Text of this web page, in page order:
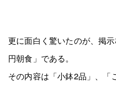
更に面白く驚いたのが、掲
円朝食」である。
その内容は「小鉢2品」、「